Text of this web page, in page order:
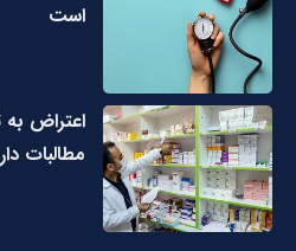
است
اعتراض به
مطالبات